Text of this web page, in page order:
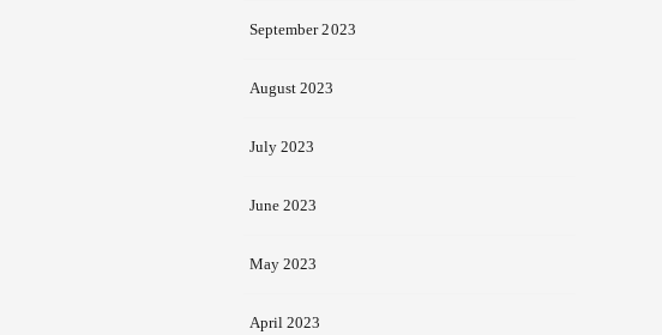
September 2023
August 2023
July 2023
June 2023
May 2023
April 2023